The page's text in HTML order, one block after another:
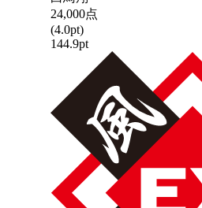
24,000点
(4.0pt)
144.9pt